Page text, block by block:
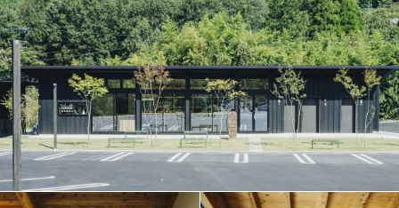
FLOW
FA
CAREERS